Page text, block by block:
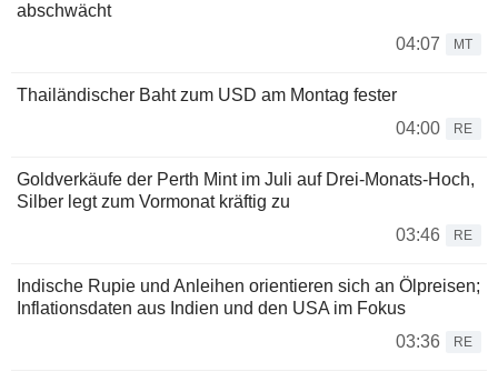
abschwächt
04:07
MT
Thailändischer Baht zum USD am Montag fester
04:00
RE
Goldverkäufe der Perth Mint im Juli auf Drei-Monats-Hoch,
Silber legt zum Vormonat kräftig zu
03:46
RE
Indische Rupie und Anleihen orientieren sich an Ölpreisen;
Inflationsdaten aus Indien und den USA im Fokus
03:36
RE